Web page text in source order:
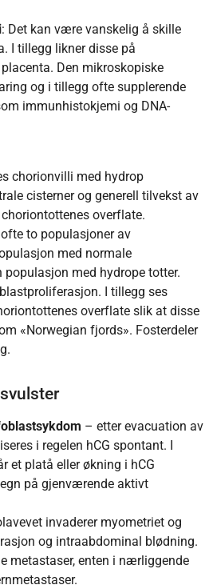
: Det kan være vanskelig å skille
I tillegg likner disse på
Den mikroskopiske
og i tillegg ofte supplerende
immunhistokjemi og DNA-
chorionvilli med hydrop
cisterner og generell tilvekst av
overflate.
to populasjoner av
med normale
populasjon med hydrope totter.
I tillegg ses
overflate slik at disse
«Norwegian fjords». Fosterdeler
– etter evacuation av
i regelen hCG spontant. I
et platå eller økning i hCG
på gjenværende aktivt
invaderer myometriet og
og intraabdominal blødning.
metastaser, enten i nærliggende